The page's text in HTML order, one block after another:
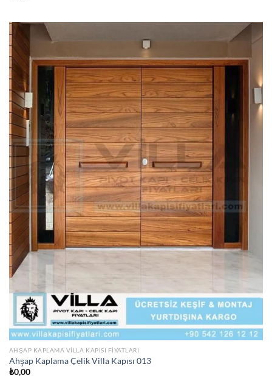
AHŞAP KAPLAMA VILLA KAPISI FIYATLARI
Ahşap Kaplama Çelik Villa Kapısı 013
₺0,00